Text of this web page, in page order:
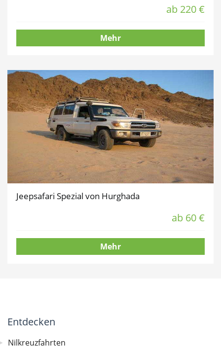
ab 220 €
Mehr
Jeepsafari Spezial von Hurghada
ab 60 €
Mehr
Entdecken
Nilkreuzfahrten